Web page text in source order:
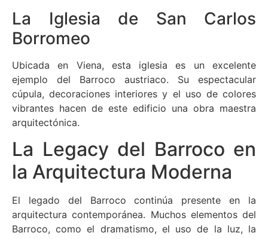
La Iglesia de San Carlos
Borromeo
Ubicada en Viena, esta iglesia es un excelente
ejemplo del Barroco austriaco. Su espectacular
cúpula, decoraciones interiores y el uso de colores
vibrantes hacen de este edificio una obra maestra
arquitectónica.
La Legacy del Barroco en
la Arquitectura Moderna
El legado del Barroco continúa presente en la
arquitectura contemporánea. Muchos elementos del
Barroco, como el dramatismo, el uso de la luz, la